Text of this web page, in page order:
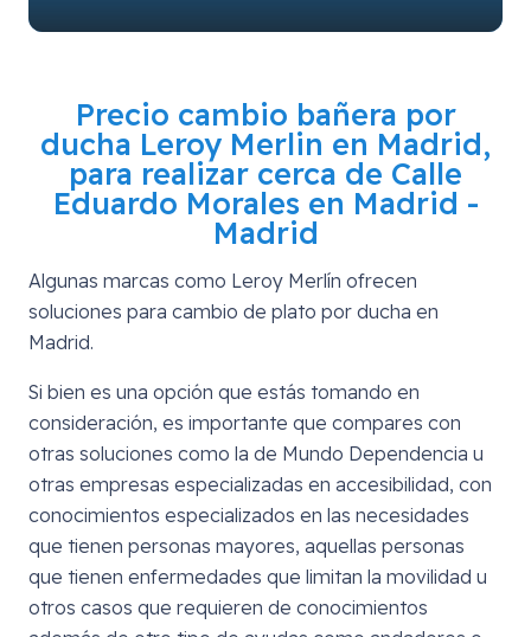
Precio cambio bañera por
ducha Leroy Merlin en Madrid,
para realizar cerca de Calle
Eduardo Morales en Madrid -
Madrid
Algunas marcas como Leroy Merlín ofrecen
soluciones para cambio de plato por ducha en
Madrid.
Si bien es una opción que estás tomando en
consideración, es importante que compares con
otras soluciones como la de Mundo Dependencia u
otras empresas especializadas en accesibilidad, con
conocimientos especializados en las necesidades
que tienen personas mayores, aquellas personas
que tienen enfermedades que limitan la movilidad u
otros casos que requieren de conocimientos